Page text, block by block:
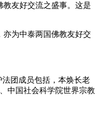
教友好交流之盛事。这是
为中泰两国佛教友好交
团成员包括，本焕长老
中国社会科学院世界宗教